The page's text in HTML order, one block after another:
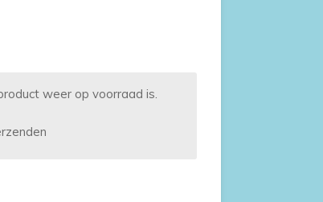
weer op voorraad is.